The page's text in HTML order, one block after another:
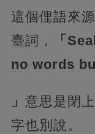
這個俚語來
臺詞，
「
no words
」 意思是閉
字也別說。